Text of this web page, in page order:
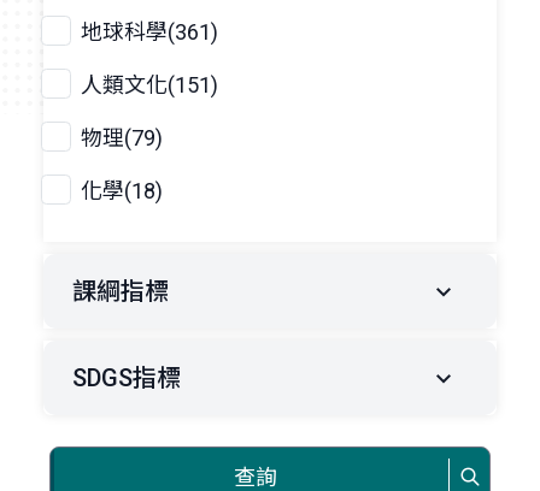
地球科學(361)
人類文化(151)
物理(79)
化學(18)
課綱指標
SDGS指標
查詢